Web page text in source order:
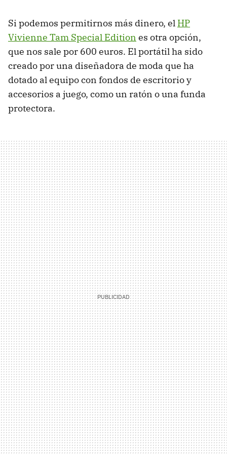
Si podemos permitirnos más dinero, el HP
Vivienne Tam Special Edition es otra opción,
que nos sale por 600 euros. El portátil ha sido
creado por una diseñadora de moda que ha
dotado al equipo con fondos de escritorio y
accesorios a juego, como un ratón o una funda
protectora.